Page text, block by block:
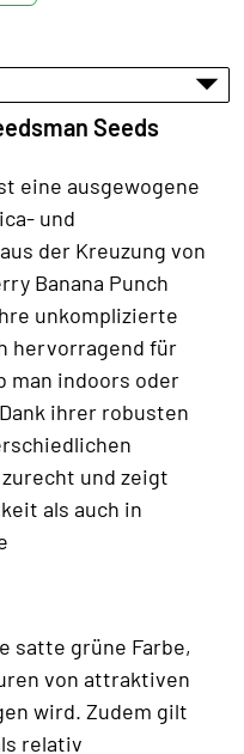
Seeds
eine ausgewogene
und
der Kreuzung von
Banana Punch
unkomplizierte
hervorragend für
man indoors oder
ihrer robusten
und zeigt
als auch in
satte grüne Farbe,
von attraktiven
wird. Zudem gilt
relativ